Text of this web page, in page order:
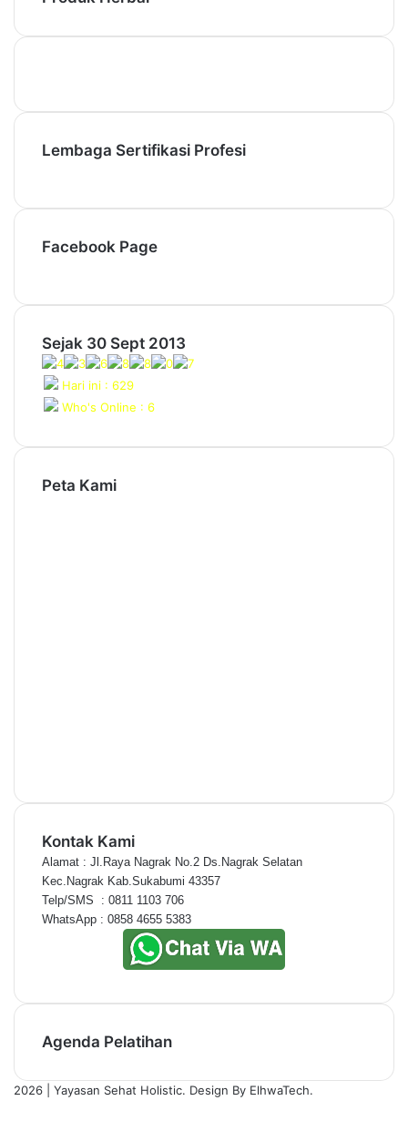
Lembaga Sertifikasi Profesi
Facebook Page
Sejak 30 Sept 2013
Hari ini : 629
Who's Online : 6
Peta Kami
Kontak Kami
Alamat : Jl.Raya Nagrak No.2 Ds.Nagrak Selatan
Kec.Nagrak Kab.Sukabumi 43357
Telp/SMS  : 0811 1103 706
WhatsApp : 0858 4655 5383
Agenda Pelatihan
2026 | Yayasan Sehat Holistic. Design By ElhwaTech.